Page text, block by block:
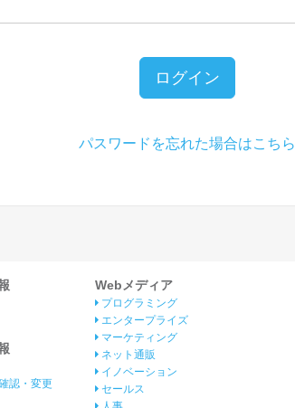
ログイン
パスワードを忘れた場合はこちら
認・変更
Webメディア
プログラミング
エンタープライズ
マーケティング
ネット通販
イノベーション
セールス